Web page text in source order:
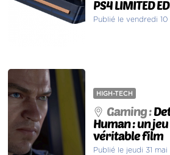
PS4 LIMITED
Publié le vendredi
HIGH-TECH
Gaming :
Human : un
véritable film
Publié le jeudi 31 mai